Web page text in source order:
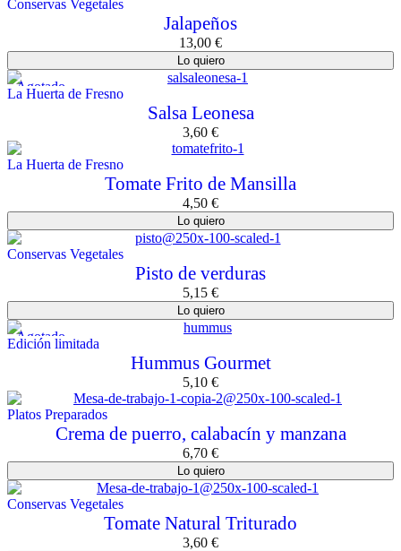
Conservas Vegetales
Jalapeños
13,00 €
Lo quiero
Agotado
La Huerta de Fresno
Salsa Leonesa
3,60 €
La Huerta de Fresno
Tomate Frito de Mansilla
4,50 €
Lo quiero
Conservas Vegetales
Pisto de verduras
5,15 €
Lo quiero
Agotado
Edición limitada
Hummus Gourmet
5,10 €
Platos Preparados
Crema de puerro, calabacín y manzana
6,70 €
Lo quiero
Conservas Vegetales
Tomate Natural Triturado
3,60 €